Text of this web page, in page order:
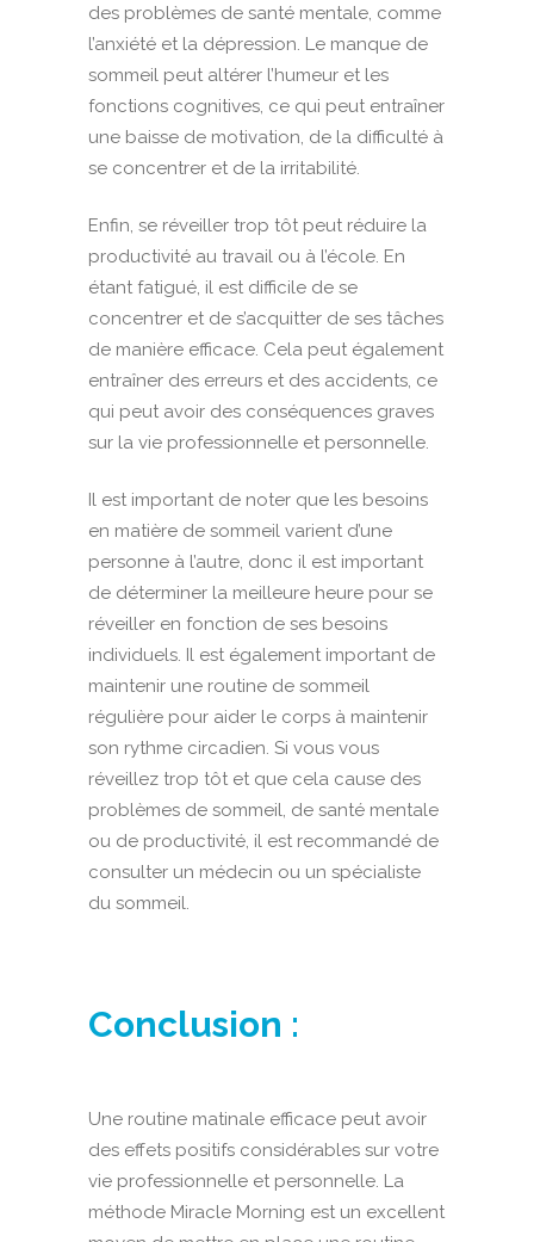
des problèmes de santé mentale, comme
l’anxiété et la dépression. Le manque de
sommeil peut altérer l’humeur et les
fonctions cognitives, ce qui peut entraîner
une baisse de motivation, de la difficulté à
se concentrer et de la irritabilité.
Enfin, se réveiller trop tôt peut réduire la
productivité au travail ou à l’école. En
étant fatigué, il est difficile de se
concentrer et de s’acquitter de ses tâches
de manière efficace. Cela peut également
entraîner des erreurs et des accidents, ce
qui peut avoir des conséquences graves
sur la vie professionnelle et personnelle.
Il est important de noter que les besoins
en matière de sommeil varient d’une
personne à l’autre, donc il est important
de déterminer la meilleure heure pour se
réveiller en fonction de ses besoins
individuels. Il est également important de
maintenir une routine de sommeil
régulière pour aider le corps à maintenir
son rythme circadien. Si vous vous
réveillez trop tôt et que cela cause des
problèmes de sommeil, de santé mentale
ou de productivité, il est recommandé de
consulter un médecin ou un spécialiste
du sommeil.
Conclusion :
Une routine matinale efficace peut avoir
des effets positifs considérables sur votre
vie professionnelle et personnelle. La
méthode Miracle Morning est un excellent